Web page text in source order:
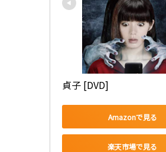
貞子 [DVD]
Amazonで見る
楽天市場で見る